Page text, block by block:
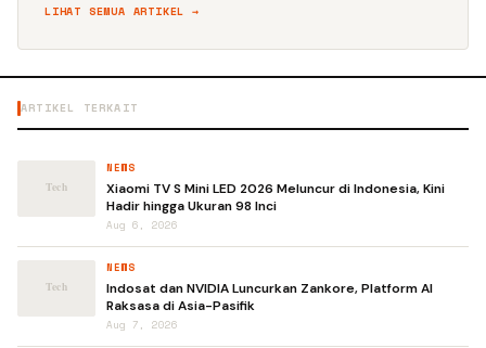
LIHAT SEMUA ARTIKEL →
ARTIKEL TERKAIT
NEWS
Xiaomi TV S Mini LED 2026 Meluncur di Indonesia, Kini
Hadir hingga Ukuran 98 Inci
Aug 6, 2026
NEWS
Indosat dan NVIDIA Luncurkan Zankore, Platform AI
Raksasa di Asia-Pasifik
Aug 7, 2026